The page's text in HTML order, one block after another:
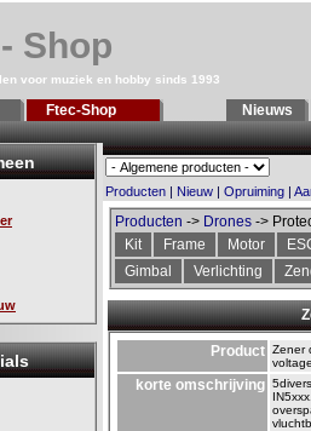
- Shop
voor muziek en hobby sinds 1993
Ftec-Shop Nieuws
Producten | Nieuw | Opruiming |
Producten -> Drones ->
Kit
Frame Motor
Gimbal
Verlichting
Product Zener
korte omschrijving